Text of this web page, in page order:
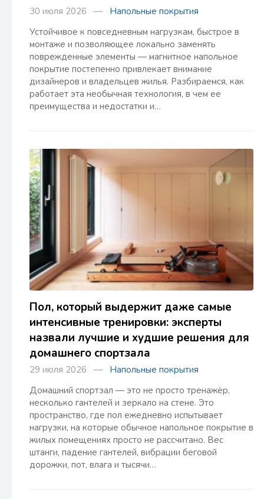
30 июля 2026 — Напольные покрытия
Устойчивое к повседневным нагрузкам, быстрое в
монтаже и позволяющее локально заменять
поврежденные элементы — магнитное напольное
покрытие постепенно привлекает внимание
дизайнеров и владельцев жилья. Разбираемся, как
работает эта необычная технология, в чем ее
преимущества и недостатки и…
Пол, который выдержит даже самые
интенсивные тренировки: эксперты
назвали лучшие и худшие решения для
домашнего спортзала
29 июля 2026 — Напольные покрытия
Домашний спортзал — это не просто тренажёр,
несколько гантелей и зеркало на стене. Это
пространство, где пол ежедневно испытывает
нагрузки, на которые обычное напольное покрытие в
жилых помещениях просто не рассчитано. Вес
штанги, падение гантелей, вибрации беговой
дорожки, пот, влага и тысячи…